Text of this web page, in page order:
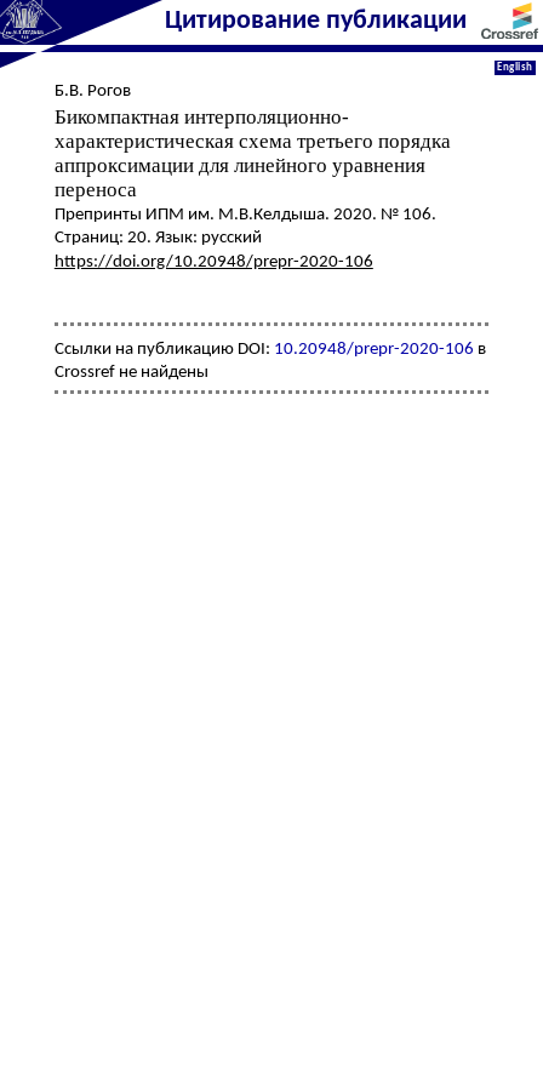
Цитирование публикации
English
Б.В. Рогов
Бикомпактная интерполяционно-
характеристическая схема третьего порядка
аппроксимации для линейного уравнения
переноса
Препринты ИПМ им. М.В.Келдыша. 2020. № 106.
Страниц: 20. Язык: русский
https://doi.org/10.20948/prepr-2020-106
Ссылки на публикацию DOI: 10.20948/prepr-2020-106 в
Crossref не найдены